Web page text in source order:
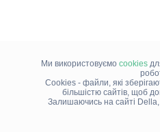
Ми використовуємо cookies
Cookies - файли, які
більшістю сайтів, щоб
Залишаючись на сайті